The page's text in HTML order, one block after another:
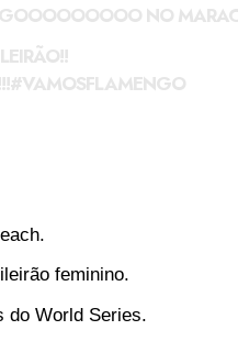
NO
#VAMOSFLAMENGO
feminino.
do World Series.